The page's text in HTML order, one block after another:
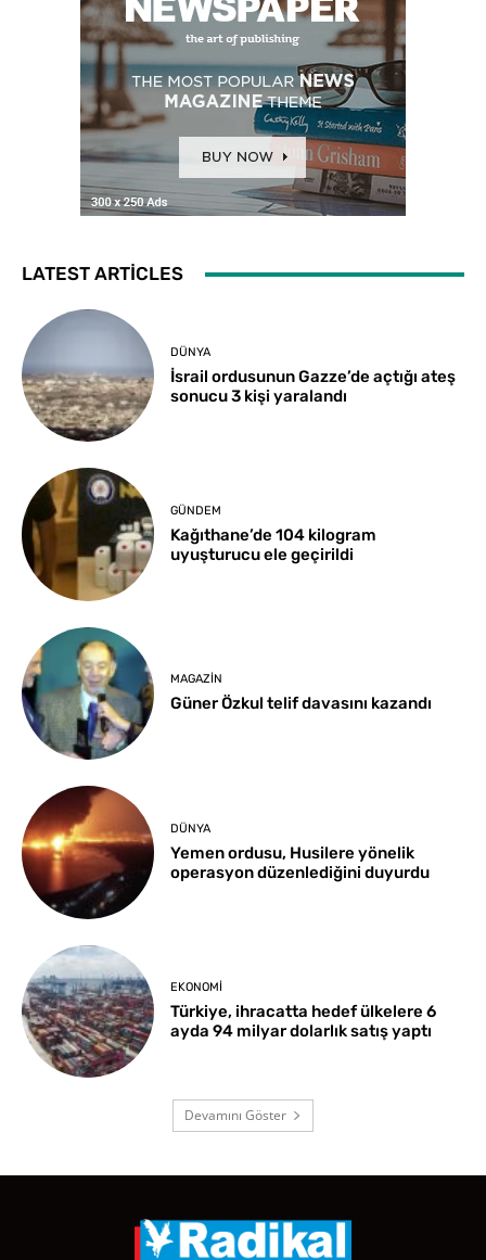
LATEST ARTICLES
DÜNYA
İsrail ordusunun Gazze’de açtığı ateş
sonucu 3 kişi yaralandı
GÜNDEM
Kağıthane’de 104 kilogram
uyuşturucu ele geçirildi
MAGAZIN
Güner Özkul telif davasını kazandı
DÜNYA
Yemen ordusu, Husilere yönelik
operasyon düzenlediğini duyurdu
EKONOMI
Türkiye, ihracatta hedef ülkelere 6
ayda 94 milyar dolarlık satış yaptı
Devamını Göster